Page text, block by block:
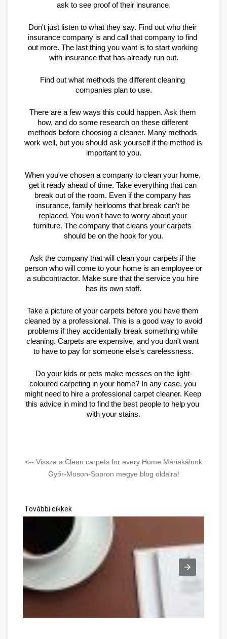
ask to see proof of their insurance.
Don't just listen to what they say. Find out who their
insurance company is and call that company to find
out more. The last thing you want is to start working
with insurance that has already run out.
Find out what methods the different cleaning
companies plan to use.
There are a few ways this could happen. Ask them
how, and do some research on these different
methods before choosing a cleaner. Many methods
work well, but you should ask yourself if the method is
important to you.
When you've chosen a company to clean your home,
get it ready ahead of time. Take everything that can
break out of the room. Even if the company has
insurance, family heirlooms that break can't be
replaced. You won't have to worry about your
furniture. The company that cleans your carpets
should be on the hook for you.
Ask the company that will clean your carpets if the
person who will come to your home is an employee or
a subcontractor. Make sure that the service you hire
has its own staff.
Take a picture of your carpets before you have them
cleaned by a professional. This is a good way to avoid
problems if they accidentally break something while
cleaning. Carpets are expensive, and you don't want
to have to pay for someone else's carelessness.
Do your kids or pets make messes on the light-
coloured carpeting in your home? In any case, you
might need to hire a professional carpet cleaner. Keep
this advice in mind to find the best people to help you
with your stains.
<-- Vissza a Clean carpets for every Home Máriakálnok
Győr-Moson-Sopron megye blog oldalra!
További cikkek